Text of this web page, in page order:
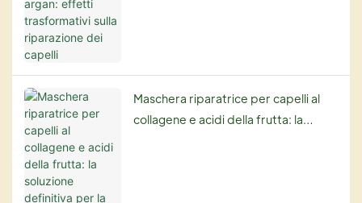
Maschera riparatrice per capelli al
collagene e acidi della frutta: la